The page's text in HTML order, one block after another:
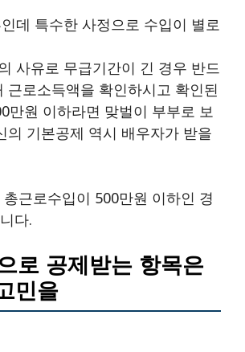
데 특수한 사정으로 수입이 별로
사유로 무급기간이 긴 경우 반드
근로소득액을 확인하시고 확인된
만원 이하라면 맞벌이 부부로 보
의 기본공제 역시 배우자가 받을
근로수입이 500만원 이하인 경
다.
로 공제받는 항목은
민을